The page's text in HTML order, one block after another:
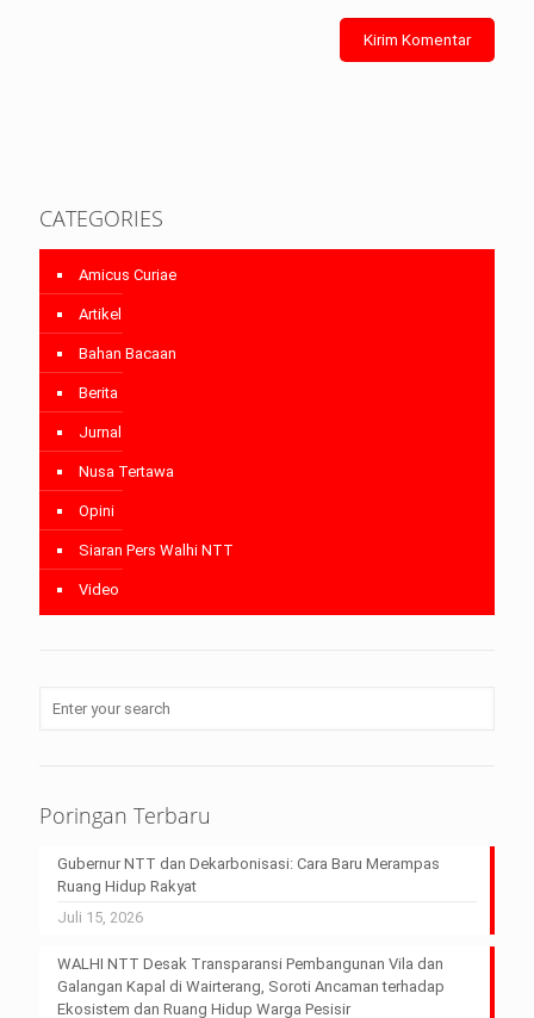
CATEGORIES
Amicus Curiae
Artikel
Bahan Bacaan
Berita
Jurnal
Nusa Tertawa
Opini
Siaran Pers Walhi NTT
Video
Poringan Terbaru
Gubernur NTT dan Dekarbonisasi: Cara Baru Merampas
Ruang Hidup Rakyat
Juli 15, 2026
WALHI NTT Desak Transparansi Pembangunan Vila dan
Galangan Kapal di Wairterang, Soroti Ancaman terhadap
Ekosistem dan Ruang Hidup Warga Pesisir